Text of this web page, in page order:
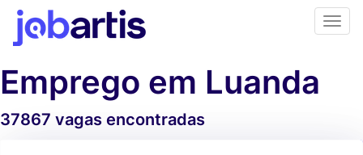
Emprego em Luanda
37867 vagas encontradas